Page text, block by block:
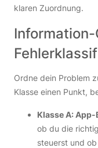
klaren Zuordnung.
Ordne dein Problem
Klasse einen Punkt,
Klasse A:
ob du die
steuerst und